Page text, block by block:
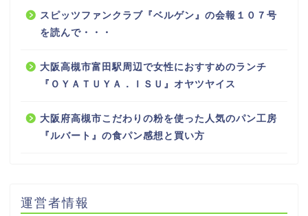
スピッツファンクラブ『ベルゲン』の会報１０７号
を読んで・・・
大阪高槻市富田駅周辺で女性におすすめのランチ
『ＯＹＡＴＵＹＡ．ＩＳＵ』オヤツヤイス
大阪府高槻市こだわりの粉を使った人気のパン工房
『ルバート』の食パン感想と買い方
運営者情報